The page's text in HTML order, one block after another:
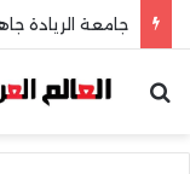
بحث عن